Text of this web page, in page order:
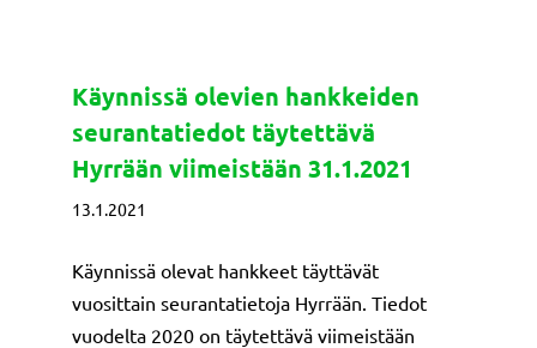
Käynnissä olevien hankkeiden
seurantatiedot täytettävä
Hyrrään viimeistään 31.1.2021
13.1.2021
Käynnissä olevat hankkeet täyttävät
vuosittain seurantatietoja Hyrrään. Tiedot
vuodelta 2020 on täytettävä viimeistään